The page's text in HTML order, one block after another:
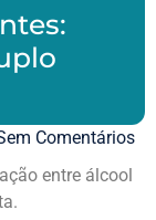
Comentários
entre álcool